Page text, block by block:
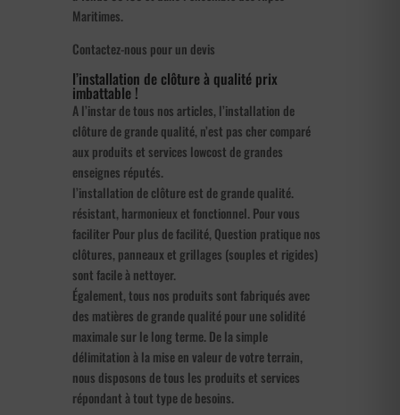
Maritimes.
Contactez-nous pour un devis
l’installation de clôture à qualité prix
imbattable !
A l’instar de tous nos articles, l’installation de
clôture de grande qualité, n’est pas cher comparé
aux produits et services lowcost de grandes
enseignes réputés.
l’installation de clôture est de grande qualité.
résistant, harmonieux et fonctionnel. Pour vous
faciliter Pour plus de facilité, Question pratique nos
clôtures, panneaux et grillages (souples et rigides)
sont facile à nettoyer.
Également, tous nos produits sont fabriqués avec
des matières de grande qualité pour une solidité
maximale sur le long terme. De la simple
délimitation à la mise en valeur de votre terrain,
nous disposons de tous les produits et services
répondant à tout type de besoins.